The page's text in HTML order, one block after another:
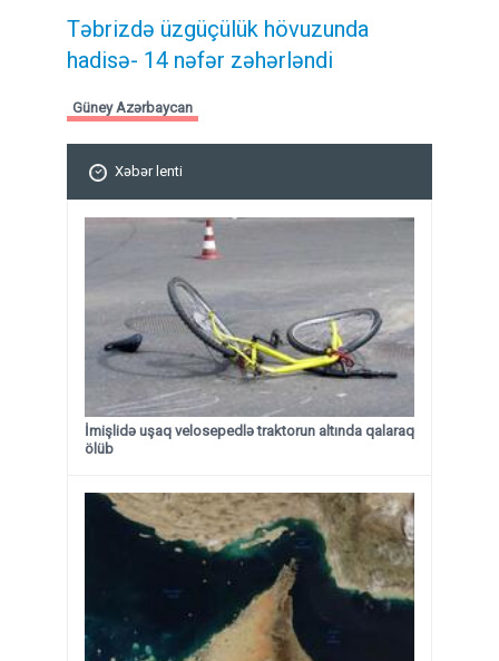
Təbrizdə üzgüçülük hövuzunda
hadisə- 14 nəfər zəhərləndi
Güney Azərbaycan
Xəbər lenti
İmişlidə uşaq velosepedlə traktorun altında qalaraq
ölüb